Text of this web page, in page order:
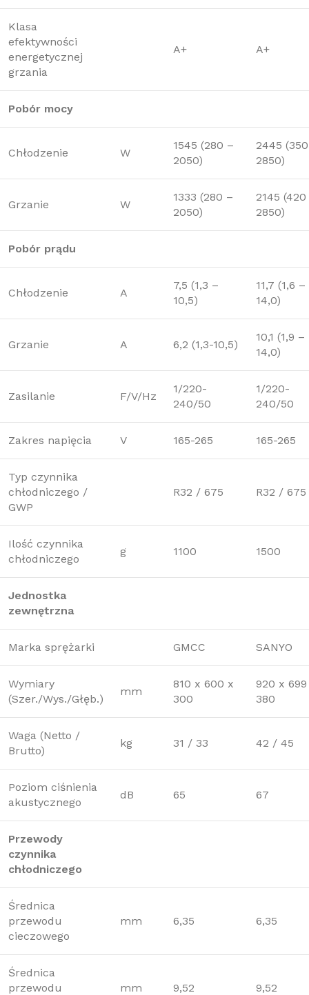
Klasa
efektywności
energetycznej
grzania
A+ A+
Pobór mocy
Chłodzenie W
1545 (280 –
2050)
2445
2850)
Grzanie W
1333 (280 –
2050)
2145
2850)
Pobór prądu
Chłodzenie A
7,5 (1,3 –
10,5)
11,7 (1,6 –
14,0)
Grzanie A 6,2 (1,3-10,5)
10,1 (1,9 –
14,0)
Zasilanie F/V/Hz
1/220-
240/50
1/220-
240/50
Zakres napięcia V 165-265 165-265
Typ czynnika
chłodniczego /
GWP
R32 / 675 R32 / 675
Ilość czynnika
chłodniczego
g 1100 1500
Jednostka
zewnętrzna
Marka sprężarki GMCC SANYO
Wymiary
(Szer./Wys./Głęb.)
mm
810 x 600 x
300
920 x
380
Waga (Netto /
Brutto)
kg 31 / 33 42 / 45
Poziom ciśnienia
akustycznego
dB 65 67
Przewody
czynnika
chłodniczego
Średnica
przewodu
cieczowego
mm 6,35 6,35
Średnica
przewodu
mm 9,52 9,52